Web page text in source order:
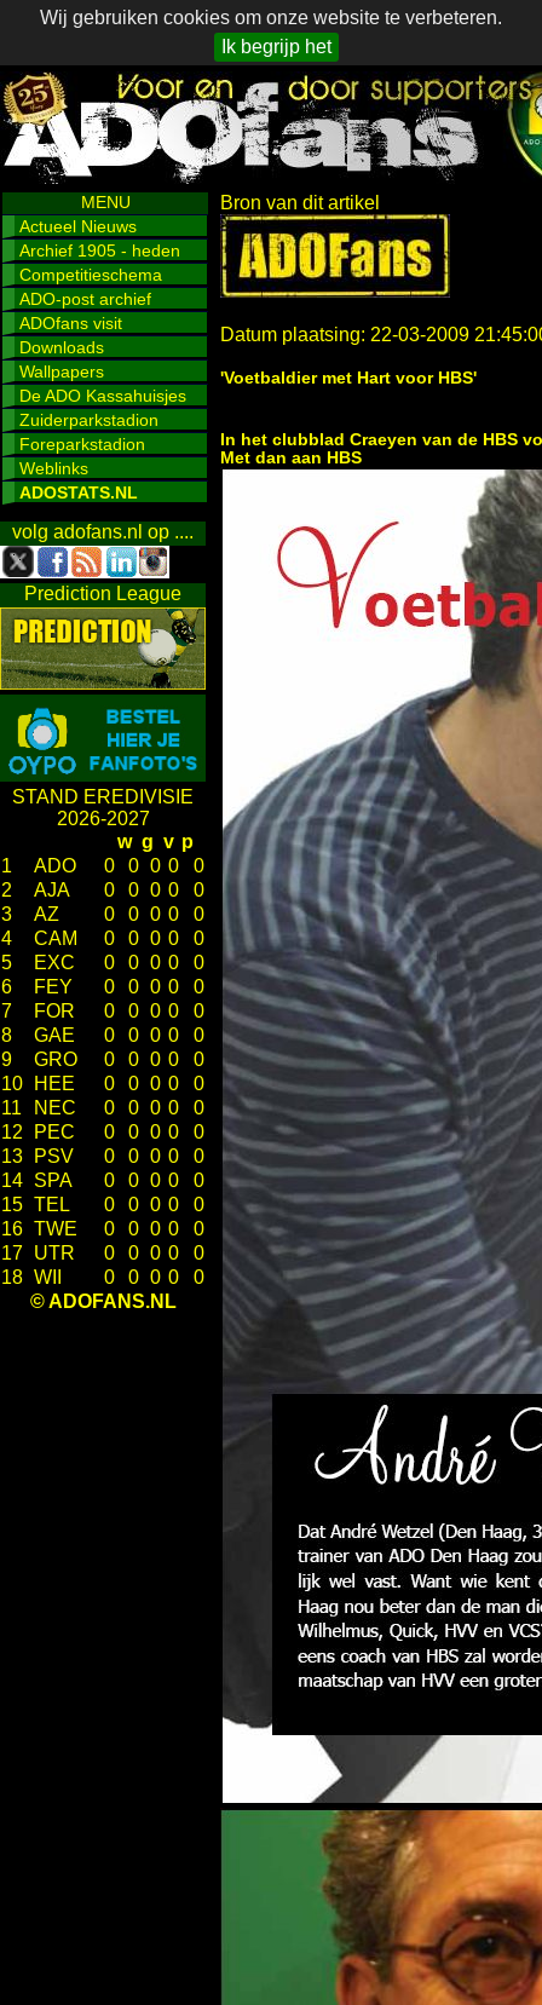
Wij gebruiken cookies om onze website te verbeteren.
Ik begrijp het
MENU
Actueel Nieuws
Archief 1905 - heden
Competitieschema
ADO-post archief
ADOfans visit
Downloads
Wallpapers
De ADO Kassahuisjes
Zuiderparkstadion
Foreparkstadion
Weblinks
ADOSTATS.NL
volg adofans.nl op ....
Prediction League
STAND EREDIVISIE
2026-2027
w g v p
1
ADO 0 0 0 0
0
2
AJA 0 0 0 0
0
3
AZ 0 0 0 0
0
4
CAM 0 0 0 0
0
5
EXC 0 0 0 0
0
6
FEY 0 0 0 0
0
7
FOR 0 0 0 0
0
8
GAE 0 0 0 0
0
9
GRO 0 0 0 0
0
10
HEE 0 0 0 0
0
11
NEC 0 0 0 0
0
12
PEC 0 0 0 0
0
13
PSV 0 0 0 0
0
14 SPA 0 0 0 0
0
15 TEL 0 0 0 0
0
16 TWE 0 0 0 0
0
17 UTR 0 0 0 0
0
18 WII 0 0 0 0
0
© ADOFANS.NL
Bron van dit artikel
Datum plaatsing: 22-03-2009
'Voetbaldier met Hart voor HBS'
In het clubblad Craeyen van de HBS
Met dan aan HBS